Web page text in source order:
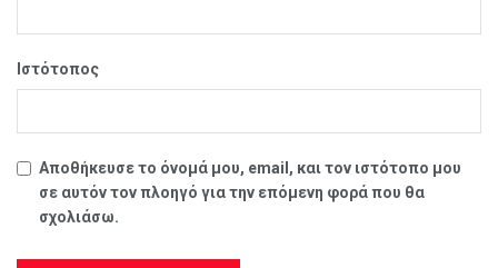
Ιστότοπος
Αποθήκευσε το όνομά μου, email, και τον ιστότοπο μου
σε αυτόν τον πλοηγό για την επόμενη φορά που θα
σχολιάσω.